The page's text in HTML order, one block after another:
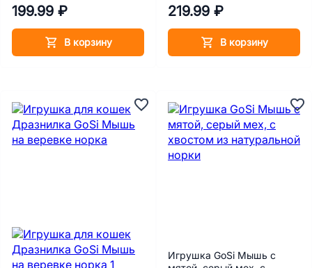
199.99 ₽
В корзину
219.99 ₽
В корзину
Игрушка GoSi Мышь с